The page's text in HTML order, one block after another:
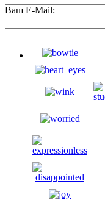
Ваш E-Mail: